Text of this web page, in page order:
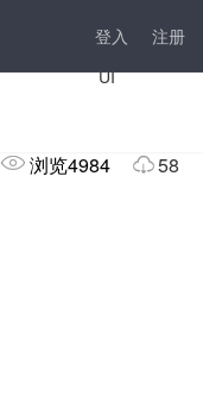
登入 注册
前台模板
UI
浏览4984 58